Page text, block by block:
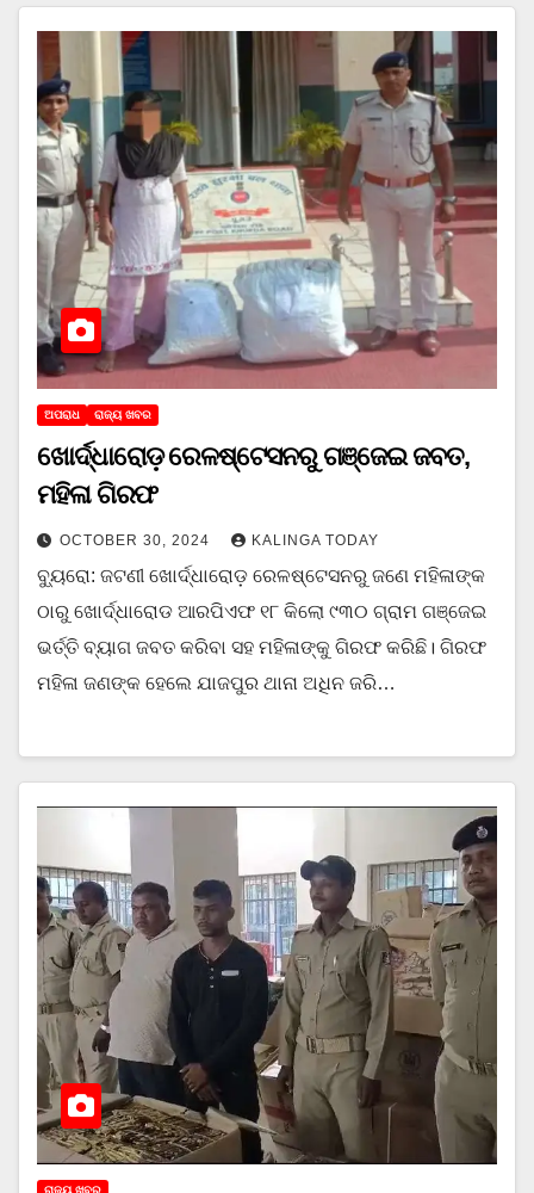
ଅପରାଧ ରାଜ୍ୟ ଖବର
ଖୋର୍ଦ୍ଧାରୋଡ଼ ରେଳଷ୍ଟେସନରୁ ଗଞ୍ଜେଇ ଜବତ,
ମହିଳା ଗିରଫ
OCTOBER 30, 2024 KALINGA TODAY
ବ୍ୟୁରୋ: ଜଟଣୀ ଖୋର୍ଦ୍ଧାରୋଡ଼ ରେଳଷ୍ଟେସନରୁ ଜଣେ ମହିଳାଙ୍କ
ଠାରୁ ଖୋର୍ଦ୍ଧାରୋଡ ଆରପିଏଫ ୧୮ କିଲୋ ୯୩୦ ଗ୍ରାମ ଗଞ୍ଜେଇ
ଭର୍ତ୍ତି ବ୍ୟାଗ ଜବତ କରିବା ସହ ମହିଳାଙ୍କୁ ଗିରଫ କରିଛି। ଗିରଫ
ମହିଳା ଜଣଙ୍କ ହେଲେ ଯାଜପୁର ଥାନା ଅଧିନ ଜରି…
ରାଜ୍ୟ ଖବର